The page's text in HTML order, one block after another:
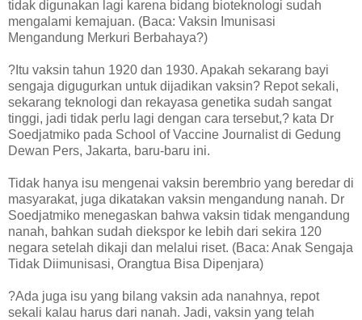
tidak digunakan lagi karena bidang bioteknologi sudah
mengalami kemajuan. (Baca: Vaksin Imunisasi
Mengandung Merkuri Berbahaya?)
?Itu vaksin tahun 1920 dan 1930. Apakah sekarang bayi
sengaja digugurkan untuk dijadikan vaksin? Repot sekali,
sekarang teknologi dan rekayasa genetika sudah sangat
tinggi, jadi tidak perlu lagi dengan cara tersebut,? kata Dr
Soedjatmiko pada School of Vaccine Journalist di Gedung
Dewan Pers, Jakarta, baru-baru ini.
Tidak hanya isu mengenai vaksin berembrio yang beredar di
masyarakat, juga dikatakan vaksin mengandung nanah. Dr
Soedjatmiko menegaskan bahwa vaksin tidak mengandung
nanah, bahkan sudah diekspor ke lebih dari sekira 120
negara setelah dikaji dan melalui riset. (Baca: Anak Sengaja
Tidak Diimunisasi, Orangtua Bisa Dipenjara)
?Ada juga isu yang bilang vaksin ada nanahnya, repot
sekali kalau harus dari nanah. Jadi, vaksin yang telah